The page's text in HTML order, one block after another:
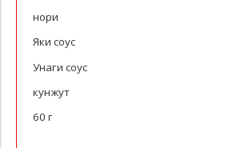
нори
Яки соус
Унаги соус
кунжут
60 г